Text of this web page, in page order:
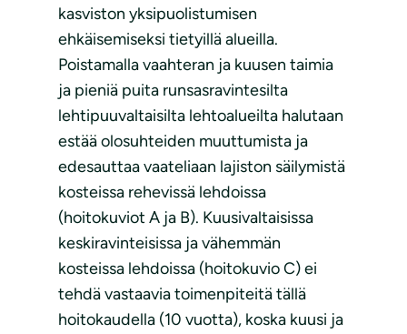
kasviston yksipuolistumisen
ehkäisemiseksi tietyillä alueilla.
Poistamalla vaahteran ja kuusen taimia
ja pieniä puita runsasravintesilta
lehtipuuvaltaisilta lehtoalueilta halutaan
estää olosuhteiden muuttumista ja
edesauttaa vaateliaan lajiston säilymistä
kosteissa rehevissä lehdoissa
(hoitokuviot A ja B). Kuusivaltaisissa
keskiravinteisissa ja vähemmän
kosteissa lehdoissa (hoitokuvio C) ei
tehdä vastaavia toimenpiteitä tällä
hoitokaudella (10 vuotta), koska kuusi ja